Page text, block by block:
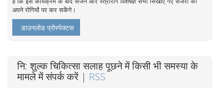
अपने रोगियों पर कर सकेंगे।
डाउनलोड प्रोस्पेक्टस
नि: शुल्क चिकित्सा सलाह पूछने में किसी भी समस्या के
मामले में संपर्क करें | RSS